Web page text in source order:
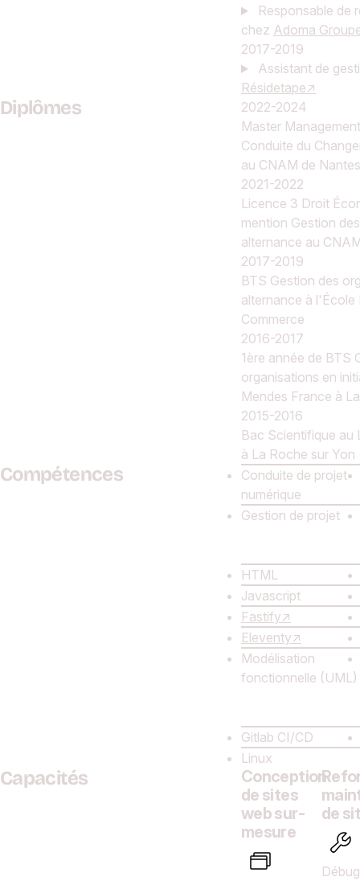
Responsable de
chez Adoma
2017-2019
Assistant de
Résidetape
Diplômes
2022-2024
Master
Conduite du
au CNAM de Nantes
2021-2022
Licence 3 Droit
mention Gestion
alternance au
2017-2019
BTS Gestion des
alternance à l'École
Commerce
2016-2017
1ère année de BTS
organisations en
Mendes France à
2015-2016
Bac Scientifique au
à La Roche sur Yon
Compétences
Conduite de projet
numérique
Gestion de projet
HTML
Javascript
Fastify
Eleventy
Modélisation
fonctionnelle (UML)
Gitlab CI/CD
Linux
Capacités
Conception
de sites
web sur-
mesure
de